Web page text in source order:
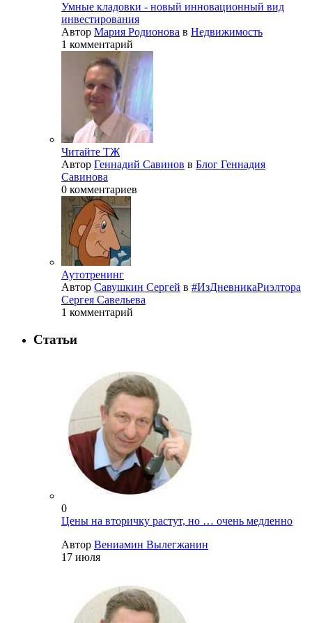
Умные кладовки - новый инновационный вид
инвестирования
Автор Мария Родионова в Недвижимость
1 комментарий
Читайте ТЖ
Автор Геннадий Савинов в Блог Геннадия
Савинова
0 комментариев
Аутотренинг
Автор Савушкин Сергей в #ИзДневникаРиэлтора
Сергея Савельева
1 комментарий
Статьи
0
Цены на вторичку растут, но … очень медленно
Автор Вениамин Вылегжанин
17 июля